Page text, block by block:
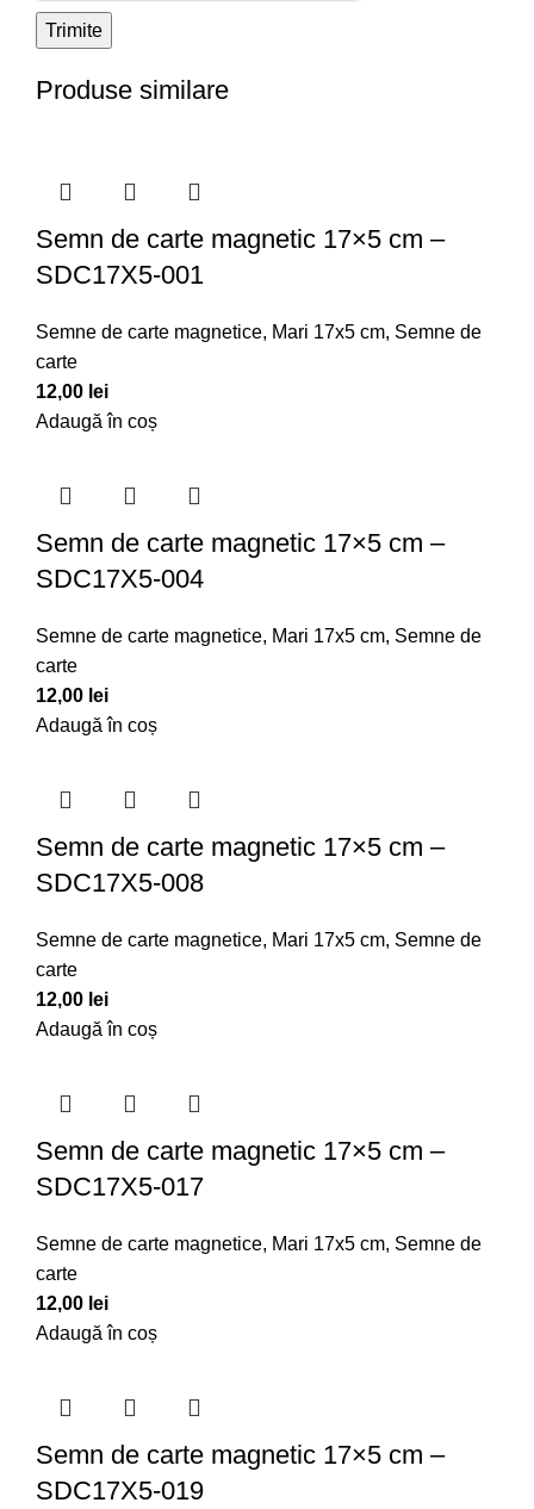
Produse similare
Semn de carte magnetic 17×5 cm –
SDC17X5-001
Semne de carte magnetice, Mari 17x5 cm, Semne de
carte
12,00 lei
Adaugă în coș
Semn de carte magnetic 17×5 cm –
SDC17X5-004
Semne de carte magnetice, Mari 17x5 cm, Semne de
carte
12,00 lei
Adaugă în coș
Semn de carte magnetic 17×5 cm –
SDC17X5-008
Semne de carte magnetice, Mari 17x5 cm, Semne de
carte
12,00 lei
Adaugă în coș
Semn de carte magnetic 17×5 cm –
SDC17X5-017
Semne de carte magnetice, Mari 17x5 cm, Semne de
carte
12,00 lei
Adaugă în coș
Semn de carte magnetic 17×5 cm –
SDC17X5-019